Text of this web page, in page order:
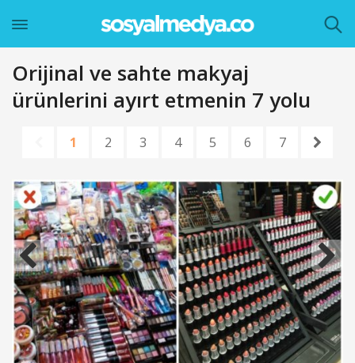
Orijinal ve sahte makyaj
ürünlerini ayırt etmenin 7 yolu
1 2 3 4 5 6 7